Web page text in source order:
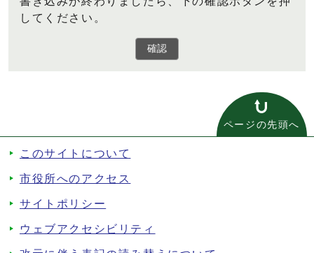
してください。
確認
ページの先頭へ
このサイトについて
市役所へのアクセス
サイトポリシー
ウェブアクセシビリティ